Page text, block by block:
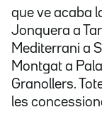
que ve acaba
Jonquera a
Mediterrani a
Montgat a
Granollers.
les